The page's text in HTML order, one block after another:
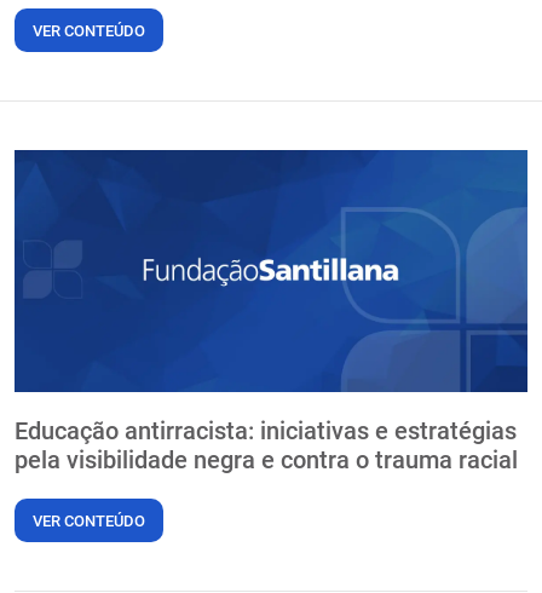
VER CONTEÚDO
Educação antirracista: iniciativas e estratégias
pela visibilidade negra e contra o trauma racial
VER CONTEÚDO